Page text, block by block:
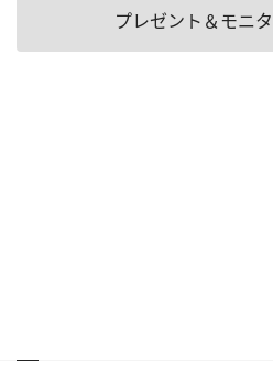
プレゼント＆モニ